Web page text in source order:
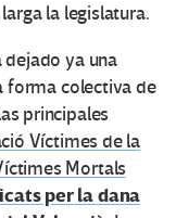
la legislatura.
dejado ya una
forma colectiva de
principales
Víctimes de la
Mortals
per la dana